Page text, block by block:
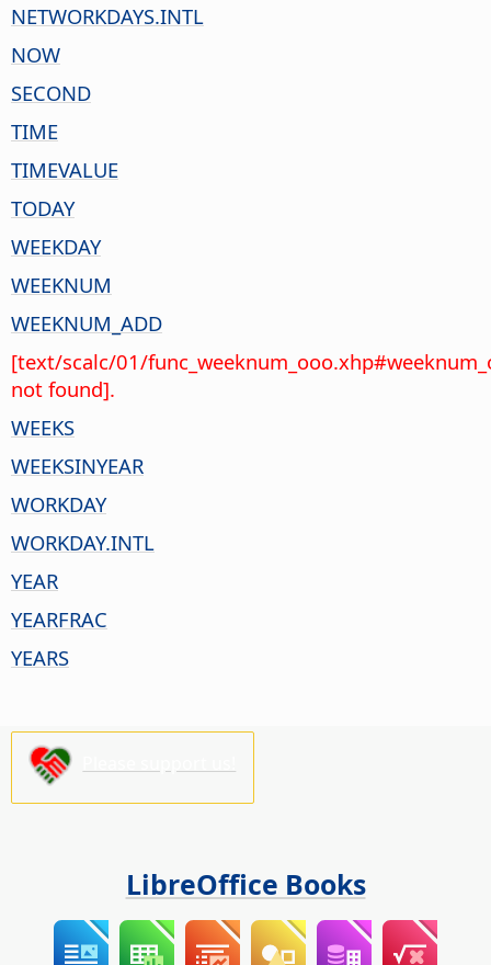
NETWORKDAYS.INTL
NOW
SECOND
TIME
TIMEVALUE
TODAY
WEEKDAY
WEEKNUM
WEEKNUM_ADD
[text/scalc/01/
not found].
WEEKS
WEEKSINYEAR
WORKDAY
WORKDAY.INTL
YEAR
YEARFRAC
YEARS
LibreOffice Books